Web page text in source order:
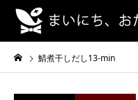
鯖煮干しだし13-min